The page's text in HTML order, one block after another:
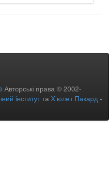
Авторські права © 2002-
інститутта Х’юлет Пакард -